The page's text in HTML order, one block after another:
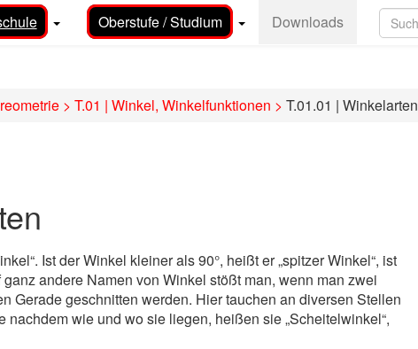
Oberstufe / Studium Downloads
> T.01 | Winkel, Winkelfunktionen > T.01.01 | Winkelarten
Ist der Winkel kleiner als 90°, heißt er „spitzer Winkel“, ist
andere Namen von Winkel stößt man, wenn man zwei
Gerade geschnitten werden. Hier tauchen an diversen Stellen
wie und wo sie liegen, heißen sie „Scheitelwinkel“,